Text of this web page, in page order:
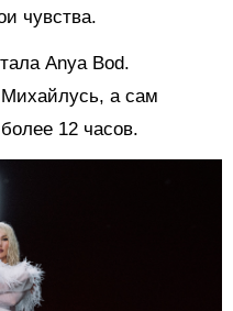
чувства.
Anya Bod.
а сам
12 часов.